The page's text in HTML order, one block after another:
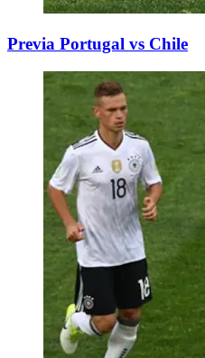
Previa Portugal vs Chile